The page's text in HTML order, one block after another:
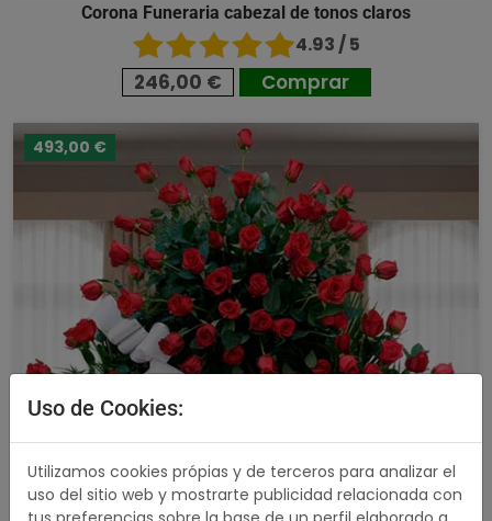
Corona Funeraria cabezal de tonos claros
4.93 / 5
246,00 € Comprar
493,00 €
Uso de Cookies:
Utilizamos cookies própias y de terceros para analizar el
uso del sitio web y mostrarte publicidad relacionada con